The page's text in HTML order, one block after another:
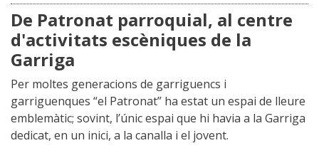
De Patronat parroquial, al centre
d'activitats escèniques de la
Garriga
Per moltes generacions de garriguencs i
garriguenques “el Patronat” ha estat un espai de lleure
emblemàtic; sovint, l’únic espai que hi havia a la Garriga
dedicat, en un inici, a la canalla i el jovent.